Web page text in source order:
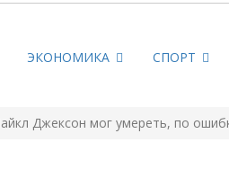
ЭКОНОМИКА СПОРТ
Джексон мог умереть, по